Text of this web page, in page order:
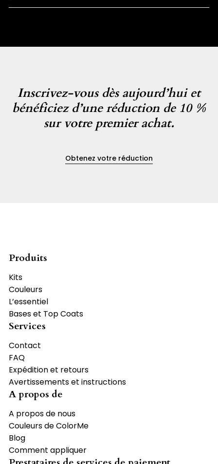
Inscrivez-vous dès aujourd’hui et
bénéficiez d’une réduction de 10 %
sur votre premier achat.
Obtenez votre réduction
Produits
Kits
Couleurs
L’essentiel
Bases et Top Coats
Services
Contact
FAQ
Expédition et retours
Avertissements et instructions
A propos de
A propos de nous
Couleurs de ColorMe
Blog
Comment appliquer